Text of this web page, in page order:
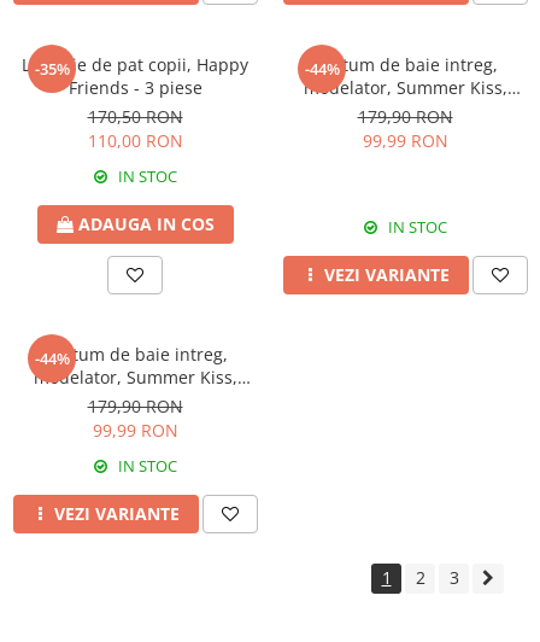
-35%
Lenjerie de pat copii, Happy
Friends - 3 piese
170,50 RON
110,00 RON
IN STOC
ADAUGA IN COS
-44%
Costum de baie intreg,
modelator, Summer Kiss,
Yellow
179,90 RON
99,99 RON
IN STOC
VEZI VARIANTE
-44%
Costum de baie intreg,
modelator, Summer Kiss,
Ciclame
179,90 RON
99,99 RON
IN STOC
VEZI VARIANTE
1 2 3